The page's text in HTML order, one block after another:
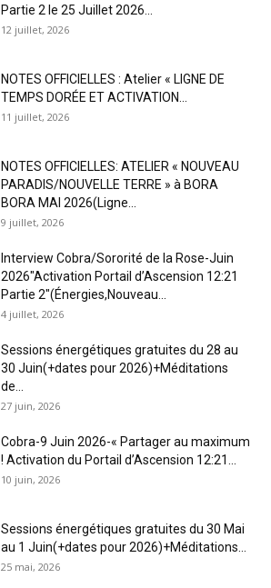
Partie 2 le 25 Juillet 2026...
12 juillet, 2026
NOTES OFFICIELLES : Atelier « LIGNE DE
TEMPS DORÉE ET ACTIVATION...
11 juillet, 2026
NOTES OFFICIELLES: ATELIER « NOUVEAU
PARADIS/NOUVELLE TERRE » à BORA
BORA MAI 2026(Ligne...
9 juillet, 2026
Interview Cobra/Sororité de la Rose-Juin
2026″Activation Portail d’Ascension 12:21
Partie 2″(Énergies,Nouveau...
4 juillet, 2026
Sessions énergétiques gratuites du 28 au
30 Juin(+dates pour 2026)+Méditations
de...
27 juin, 2026
Cobra-9 Juin 2026-« Partager au maximum
! Activation du Portail d’Ascension 12:21...
10 juin, 2026
Sessions énergétiques gratuites du 30 Mai
au 1 Juin(+dates pour 2026)+Méditations...
25 mai, 2026